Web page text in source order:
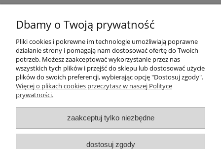
Warunki zakupów
Moje konto
Płatności i dostawa
Dbamy o Twoją prywatność
Pliki cookies i pokrewne im technologie umożliwiają poprawne
działanie strony i pomagają nam dostosować ofertę do Twoich
potrzeb. Możesz zaakceptować wykorzystanie przez nas
wszystkich tych plików i przejść do sklepu lub dostosować użycie
plików do swoich preferencji, wybierając opcję "Dostosuj zgody".
Więcej o plikach cookies przeczytasz w naszej Polityce
prywatności.
zaakceptuj tylko niezbędne
dostosuj zgody